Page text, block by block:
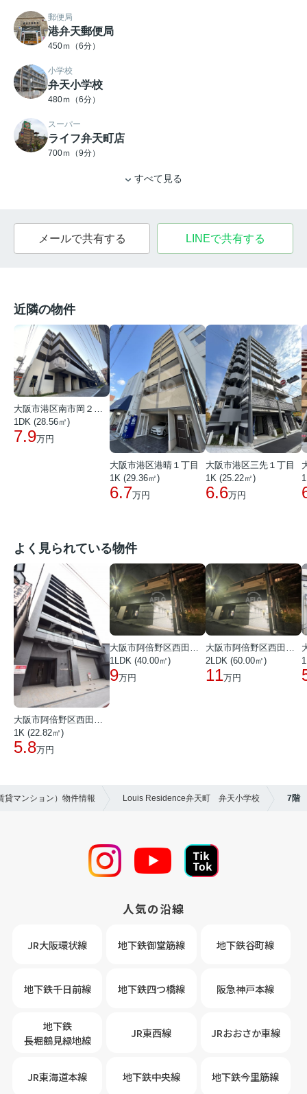
郵便局
港弁天郵便局
450ｍ（6分）
小学校
弁天小学校
480ｍ（6分）
スーパー
ライフ弁天町店
700ｍ（9分）
すべて見る
メールで共有する LINEで共有する
近隣の物件
大阪市港区南市岡２丁目
1DK (28.56㎡)
7.9万円
大阪市港区港晴１丁目
1K (29.36㎡)
6.7万円
大阪市港区三先１丁目
1K (25.22㎡)
6.6万円
よく見られている物件
大阪市阿倍野区西田辺町１丁目
1K (22.82㎡)
5.8万円
大阪市阿倍野区西田辺町１丁目
1LDK (40.00㎡)
9万円
大阪市阿倍野区西田辺町１丁目
2LDK (60.00㎡)
11万円
貸マンション）物件情報 Louis Residence弁天町 弁天小学校 7階
人気の沿線
JR大阪環状線 地下鉄御堂筋線 地下鉄谷町線
地下鉄千日前線 地下鉄四つ橋線 阪急神戸本線
地下鉄
長堀鶴見緑地線
JR東西線 JRおおさか車線
JR東海道本線 地下鉄中央線 地下鉄今里筋線